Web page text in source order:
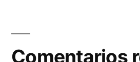
Comentarios